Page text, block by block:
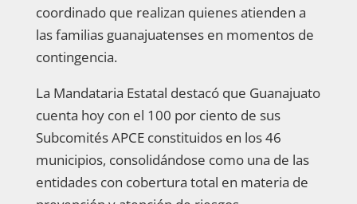
coordinado que realizan quienes atienden a
las familias guanajuatenses en momentos de
contingencia.
La Mandataria Estatal destacó que Guanajuato
cuenta hoy con el 100 por ciento de sus
Subcomités APCE constituidos en los 46
municipios, consolidándose como una de las
entidades con cobertura total en materia de